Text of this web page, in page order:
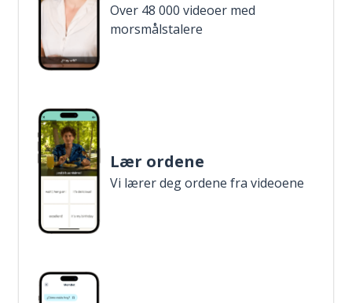
Over 48 000 videoer med
morsmålstalere
Lær ordene
Vi lærer deg ordene fra videoene